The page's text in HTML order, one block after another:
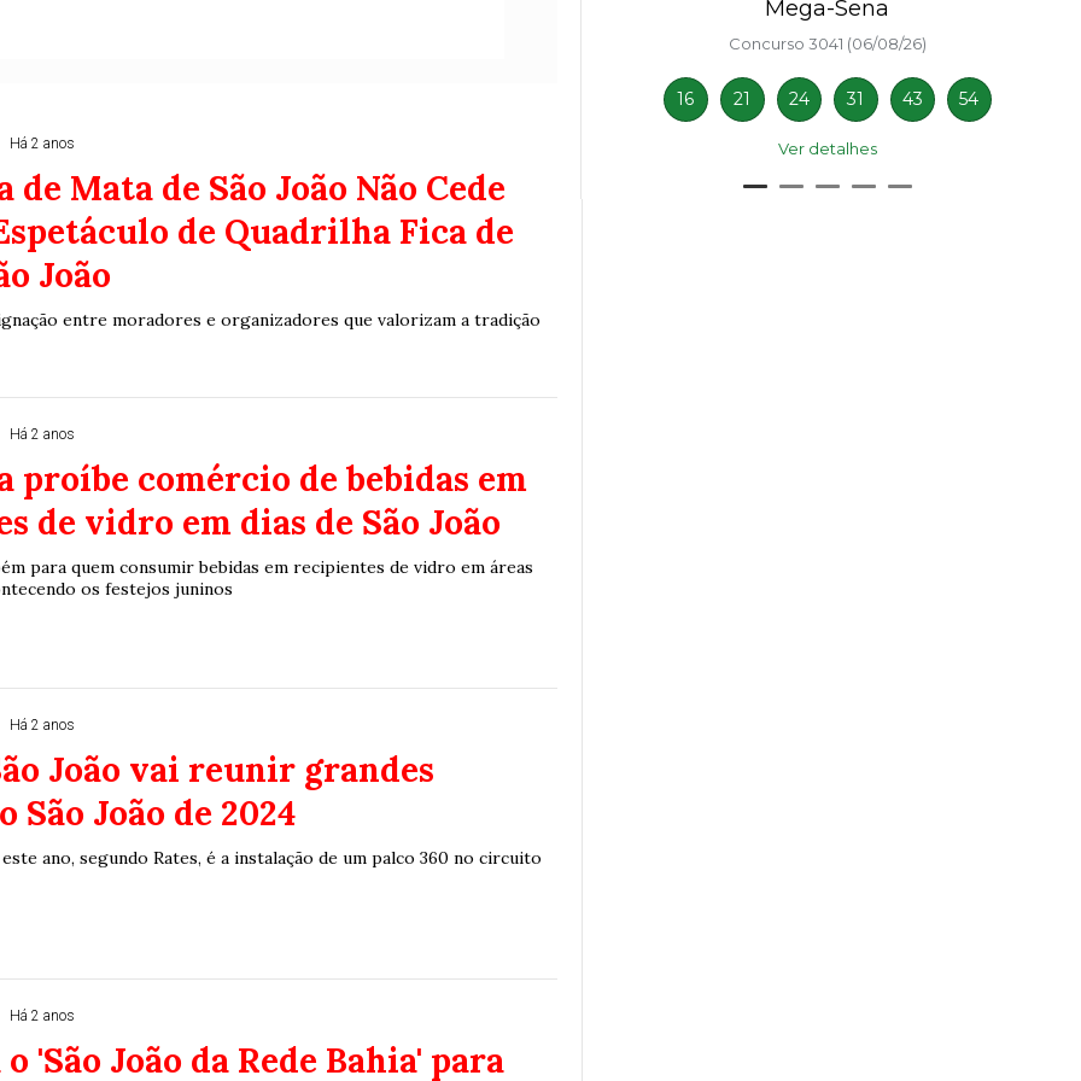
Há 2 anos
Mata de São João Não Cede
de Quadrilha Fica de
João
entre moradores e organizadores que valorizam a tradição
Há 2 anos
proíbe comércio de bebidas em
de vidro em dias de São João
para quem consumir bebidas em recipientes de vidro em áreas
os festejos juninos
Há 2 anos
João vai reunir grandes
São João de 2024
ano, segundo Rates, é a instalação de um palco 360 no circuito
Há 2 anos
'São João da Rede Bahia' para
56
74 93
Mega-Sena
Concurso 3041 (06/08/26)
16 21 24 31 43 54
Ver detalhes